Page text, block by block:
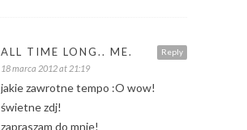
Reply
ALL TIME LONG.. ME.
18 marca 2012 at 21:19
jakie zawrotne tempo :O wow!
świetne zdj!
zapraszam do mnie!